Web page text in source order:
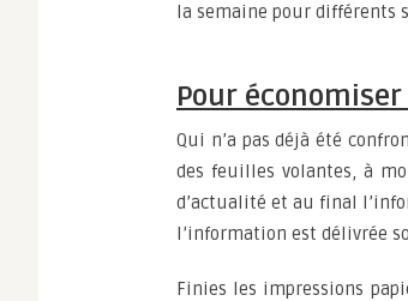
la semaine pour différents
Pour
Qui n’a pas déjà été
des feuilles volantes, à
d’actualité et au final
l’information est délivrée
Finies les impressions